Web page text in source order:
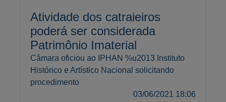
Atividade dos catraieiros
poderá ser considerada
Patrimônio Imaterial
Câmara oficiou ao IPHAN %u2013 Instituto
Histórico e Artístico Nacional solicitando
procedimento
03/06/2021 18:06